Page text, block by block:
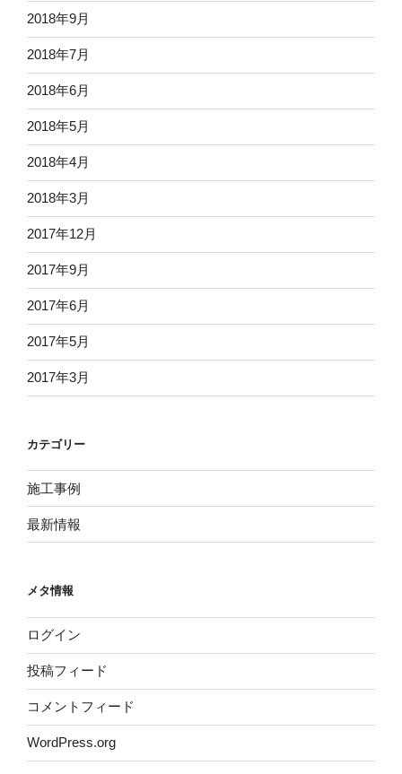
2018年9月
2018年7月
2018年6月
2018年5月
2018年4月
2018年3月
2017年12月
2017年9月
2017年6月
2017年5月
2017年3月
カテゴリー
施工事例
最新情報
メタ情報
ログイン
投稿フィード
コメントフィード
WordPress.org